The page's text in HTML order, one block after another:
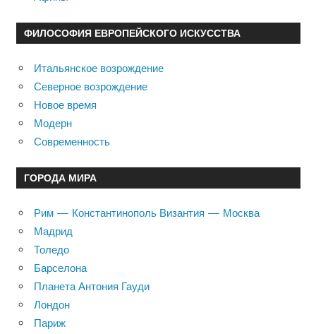
ФИЛОСОФИЯ ЕВРОПЕЙСКОГО ИСКУССТВА
Итальянское возрождение
Северное возрождение
Новое время
Модерн
Современность
ГОРОДА МИРА
Рим — Константинополь Византия — Москва
Мадрид
Толедо
Барселона
Планета Антония Гауди
Лондон
Париж